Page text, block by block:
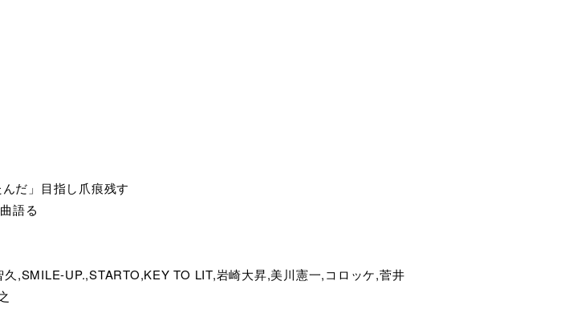
だ」目指し爪痕残す
語る
,SMILE-UP.,STARTO,KEY TO LIT,岩崎大昇,美川憲一,コロッケ,菅井